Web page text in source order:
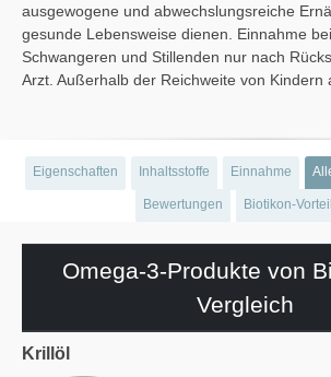
ausgewogene und abwechslungsreiche
gesunde Lebensweise dienen. Einnahme
Schwangeren und Stillenden nur nach
Arzt. Außerhalb der Reichweite von Kindern
Eigenschaften Inhaltsstoffe Einnahme
Bewertungen Biotikon-
Omega-3-Produkte von
Vergleich
Krillöl